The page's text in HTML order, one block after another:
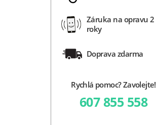
Záruka na opravu 2
roky
Doprava zdarma
Rychlá pomoc? Zavolejte!
607 855 558